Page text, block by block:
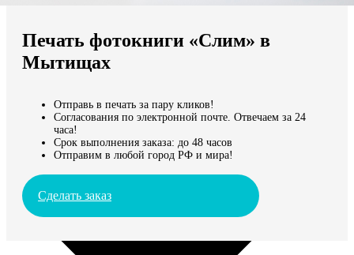
Мы доставляем по всему миру
Продолжить без города
Печать фотокниги «Слим» в
Мытищах
Отправь в печать за пару кликов!
Согласования по электронной почте. Отвечаем за 24
часа!
Срок выполнения заказа: до 48 часов
Отправим в любой город РФ и мира!
Сделать заказ